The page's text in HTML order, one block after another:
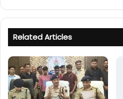
Related Articles